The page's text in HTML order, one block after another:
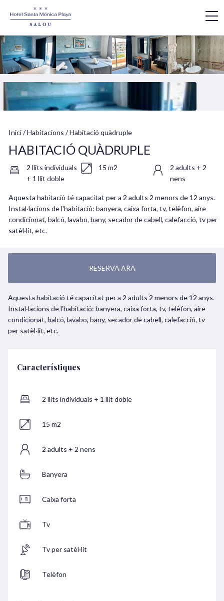
Inici/Habitacions /Habitació quàdruple
HABITACIÓ QUÀDRUPLE
2 llits individuals
+ 1 llit doble
15 m2
2 adults + 2
nens
Aquesta habitació té capacitat per a 2 adults 2 menors de 12 anys.
Instal·lacions de l'habitació: banyera, caixa forta, tv, telèfon, aire
condicionat, balcó, lavabo, bany, secador de cabell, calefacció, tv per
satèl·lit, etc.
RESERVA ARA
Aquesta habitació té capacitat per a 2 adults 2 menors de 12 anys.
Instal·lacions de l'habitació: banyera, caixa forta, tv, telèfon, aire
condicionat, balcó, lavabo, bany, secador de cabell, calefacció, tv
per satèl·lit, etc.
Característiques
2 llits individuals + 1 llit doble
15 m2
2 adults + 2 nens
Banyera
Caixa forta
Tv
Tv per satèl·lit
Telèfon